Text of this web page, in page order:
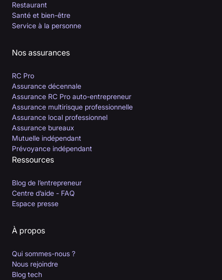
Restaurant
Santé et bien-être
Service à la personne
Nos assurances
RC Pro
Assurance décennale
Assurance RC Pro auto-entrepreneur
Assurance multirisque professionnelle
Assurance local professionnel
Assurance bureaux
Mutuelle indépendant
Prévoyance indépendant
Ressources
Blog de l’entrepreneur
Centre d’aide - FAQ
Espace presse
À propos
Qui sommes-nous ?
Nous rejoindre
Blog tech